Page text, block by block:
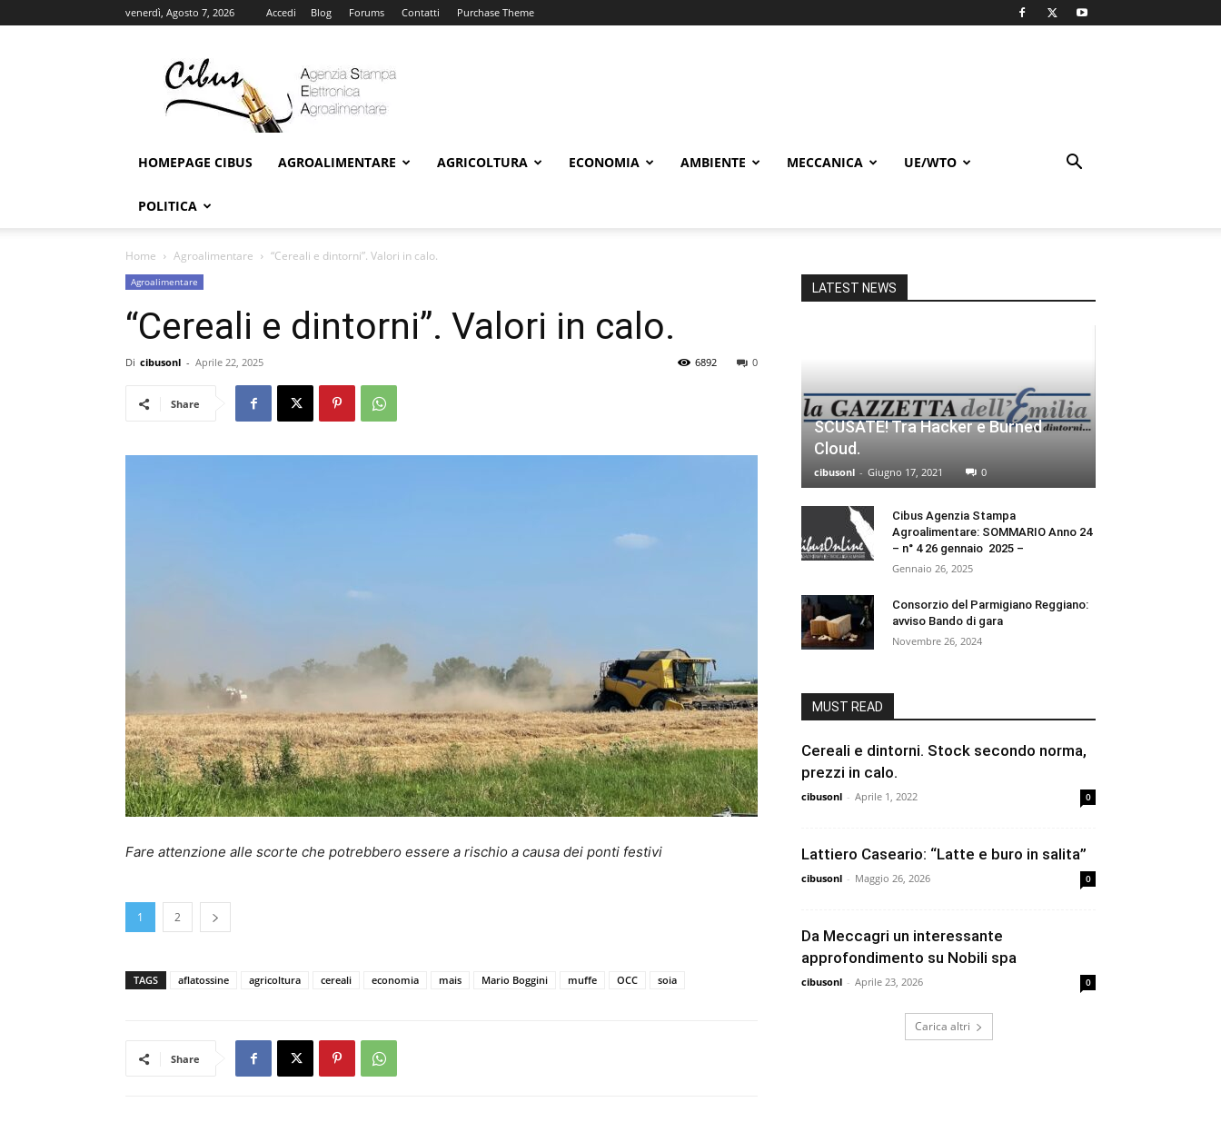
venerdì, Agosto 7, 2026 Accedi Blog Forums Contatti Purchase Theme
Online
HOMEPAGE CIBUS AGROALIMENTARE AGRICOLTURA ECONOMIA AMBIENTE MECCANICA UE/WTO
POLITICA
Home Agroalimentare “Cereali e dintorni”. Valori in calo.
Agroalimentare
“Cereali e dintorni”. Valori in calo.
Di cibusonl - Aprile 22, 2025 0
6892
Share
Fare attenzione alle scorte che potrebbero essere a rischio a causa dei ponti festivi
1 2
TAGS aflatossine agricoltura cereali economia mais Mario Boggini muffe OCC soia
Share
LATEST NEWS
SCUSATE! Tra Hacker e Burned
Cloud.
cibusonl - Giugno 17, 2021 0
Cibus Agenzia Stampa
Agroalimentare: SOMMARIO Anno 24
– n° 4 26 gennaio 2025 –
Gennaio 26, 2025
Consorzio del Parmigiano Reggiano:
avviso Bando di gara
Novembre 26, 2024
MUST READ
Cereali e dintorni. Stock secondo norma,
prezzi in calo.
cibusonl - Aprile 1, 2022 0
Lattiero Caseario: “Latte e buro in salita”
cibusonl - Maggio 26, 2026 0
Da Meccagri un interessante
approfondimento su Nobili spa
cibusonl - Aprile 23, 2026 0
Carica altri